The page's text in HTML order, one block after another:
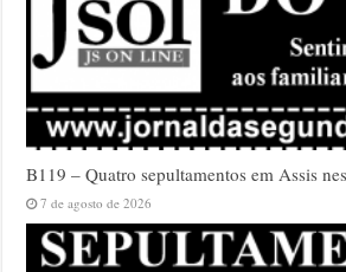
B119 – Quatro sepultamentos em Assis
7 de agosto de 2026